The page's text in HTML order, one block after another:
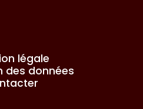
légale
des données